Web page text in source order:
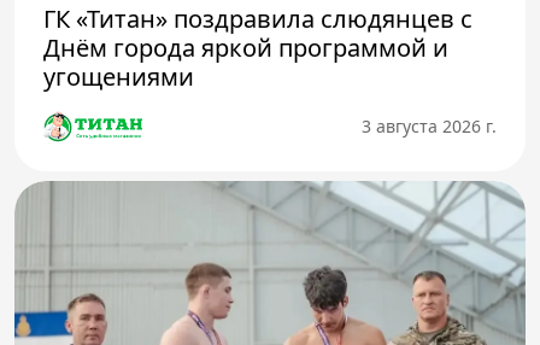
ГК «Титан» поздравила слюдянцев с
Днём города яркой программой и
угощениями
3 августа 2026 г.